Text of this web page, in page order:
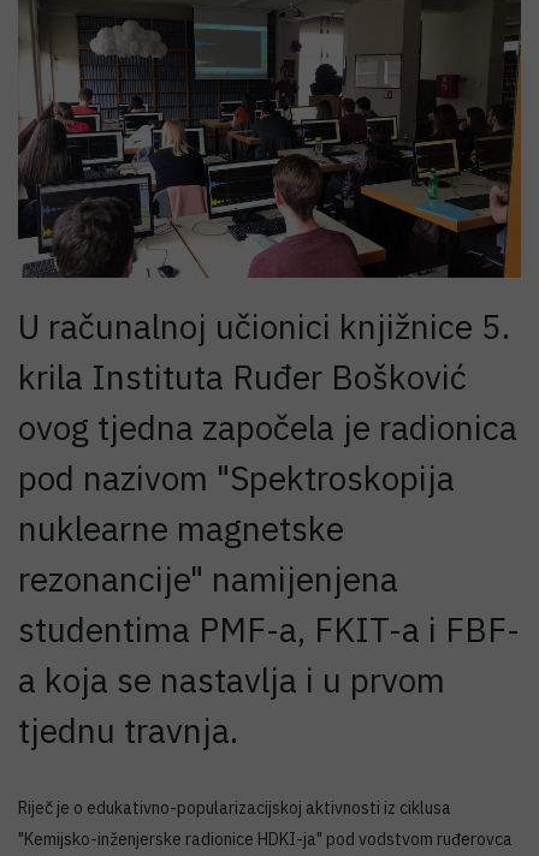
U računalnoj učionici knjižnice 5.
krila Instituta Ruđer Bošković
ovog tjedna započela je radionica
pod nazivom "Spektroskopija
nuklearne magnetske
rezonancije" namijenjena
studentima PMF-a, FKIT-a i FBF-
a koja se nastavlja i u prvom
tjednu travnja.
Riječ je o edukativno-popularizacijskoj aktivnosti iz ciklusa
"Kemijsko-inženjerske radionice HDKI-ja" pod vodstvom ruđerovca